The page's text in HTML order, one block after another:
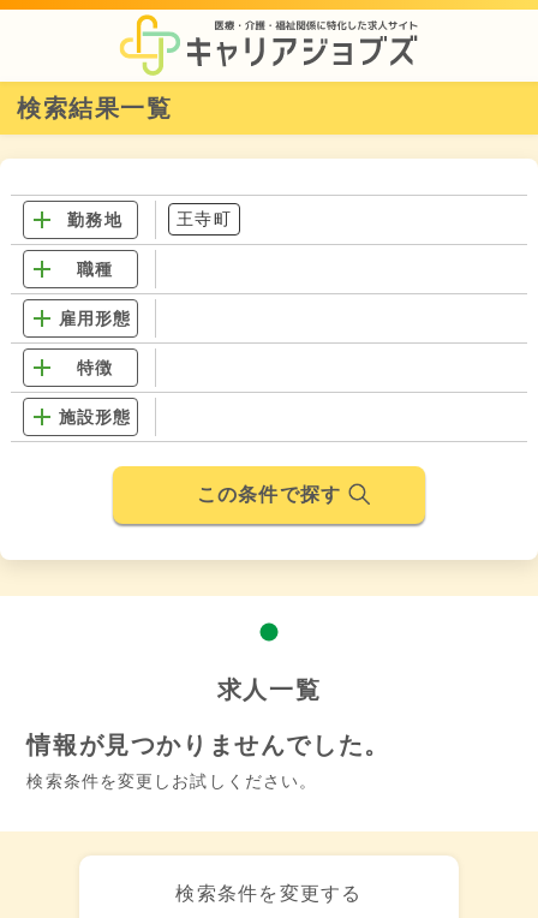
検索結果一覧
勤務地 王寺町
職種
雇用形態
特徴
施設形態
この条件で探す
求人一覧
情報が見つかりませんでした。
検索条件を変更しお試しください。
検索条件を変更する